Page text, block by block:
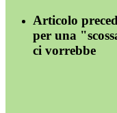
Articolo
per una
ci vorrebbe